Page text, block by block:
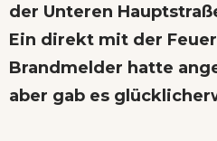
der Unteren
Ein direkt mit der
Brandmelder hatte
aber gab es